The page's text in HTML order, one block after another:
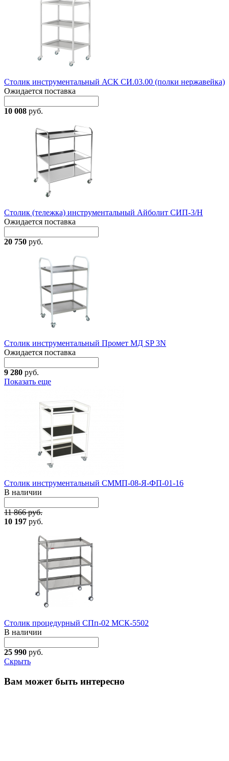
Столик инструментальный АСК СИ.03.00 (полки нержавейка)
Ожидается поставка
10 008 руб.
Столик (тележка) инструментальный Айболит СИП-3/Н
Ожидается поставка
20 750 руб.
Столик инструментальный Промет МД SP 3N
Ожидается поставка
9 280 руб.
Показать еще
Столик инструментальный СММП-08-Я-ФП-01-16
В наличии
11 866 руб.
10 197 руб.
Столик процедурный СПп-02 МСК-5502
В наличии
25 990 руб.
Скрыть
Вам может быть интересно